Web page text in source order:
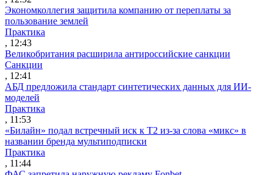
Экономколлегия защитила компанию от переплаты за
пользование землей
Практика
, 12:43
Великобритания расширила антироссийские санкции
Санкции
, 12:41
АБД предложила стандарт синтетических данных для ИИ-
моделей
Практика
, 11:53
«Билайн» подал встречный иск к Т2 из-за слова «микс» в
названии бренда мультиподписки
Практика
, 11:44